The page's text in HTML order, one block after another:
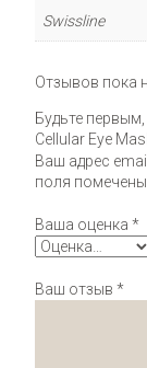
Swissline
Отзывов пока
Будьте
Cellular Eye
Ваш адрес
поля помечены
Ваша оценка *
Ваш отзыв *